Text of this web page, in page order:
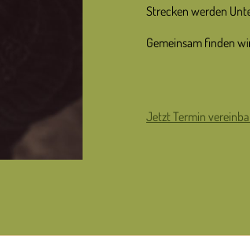
Strecken werden
Gemeinsam finden
Jetzt Termin